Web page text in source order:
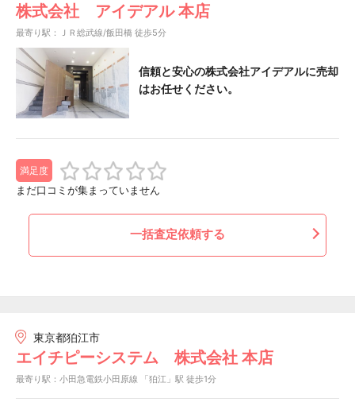
株式会社 アイデアル 本店
最寄り駅：ＪＲ総武線/飯田橋 徒歩5分
信頼と安心の株式会社アイデアルに売却
はお任せください。
満足度
まだ口コミが集まっていません
一括査定依頼する
東京都狛江市
エイチピーシステム 株式会社 本店
最寄り駅：小田急電鉄小田原線 「狛江」駅 徒歩1分